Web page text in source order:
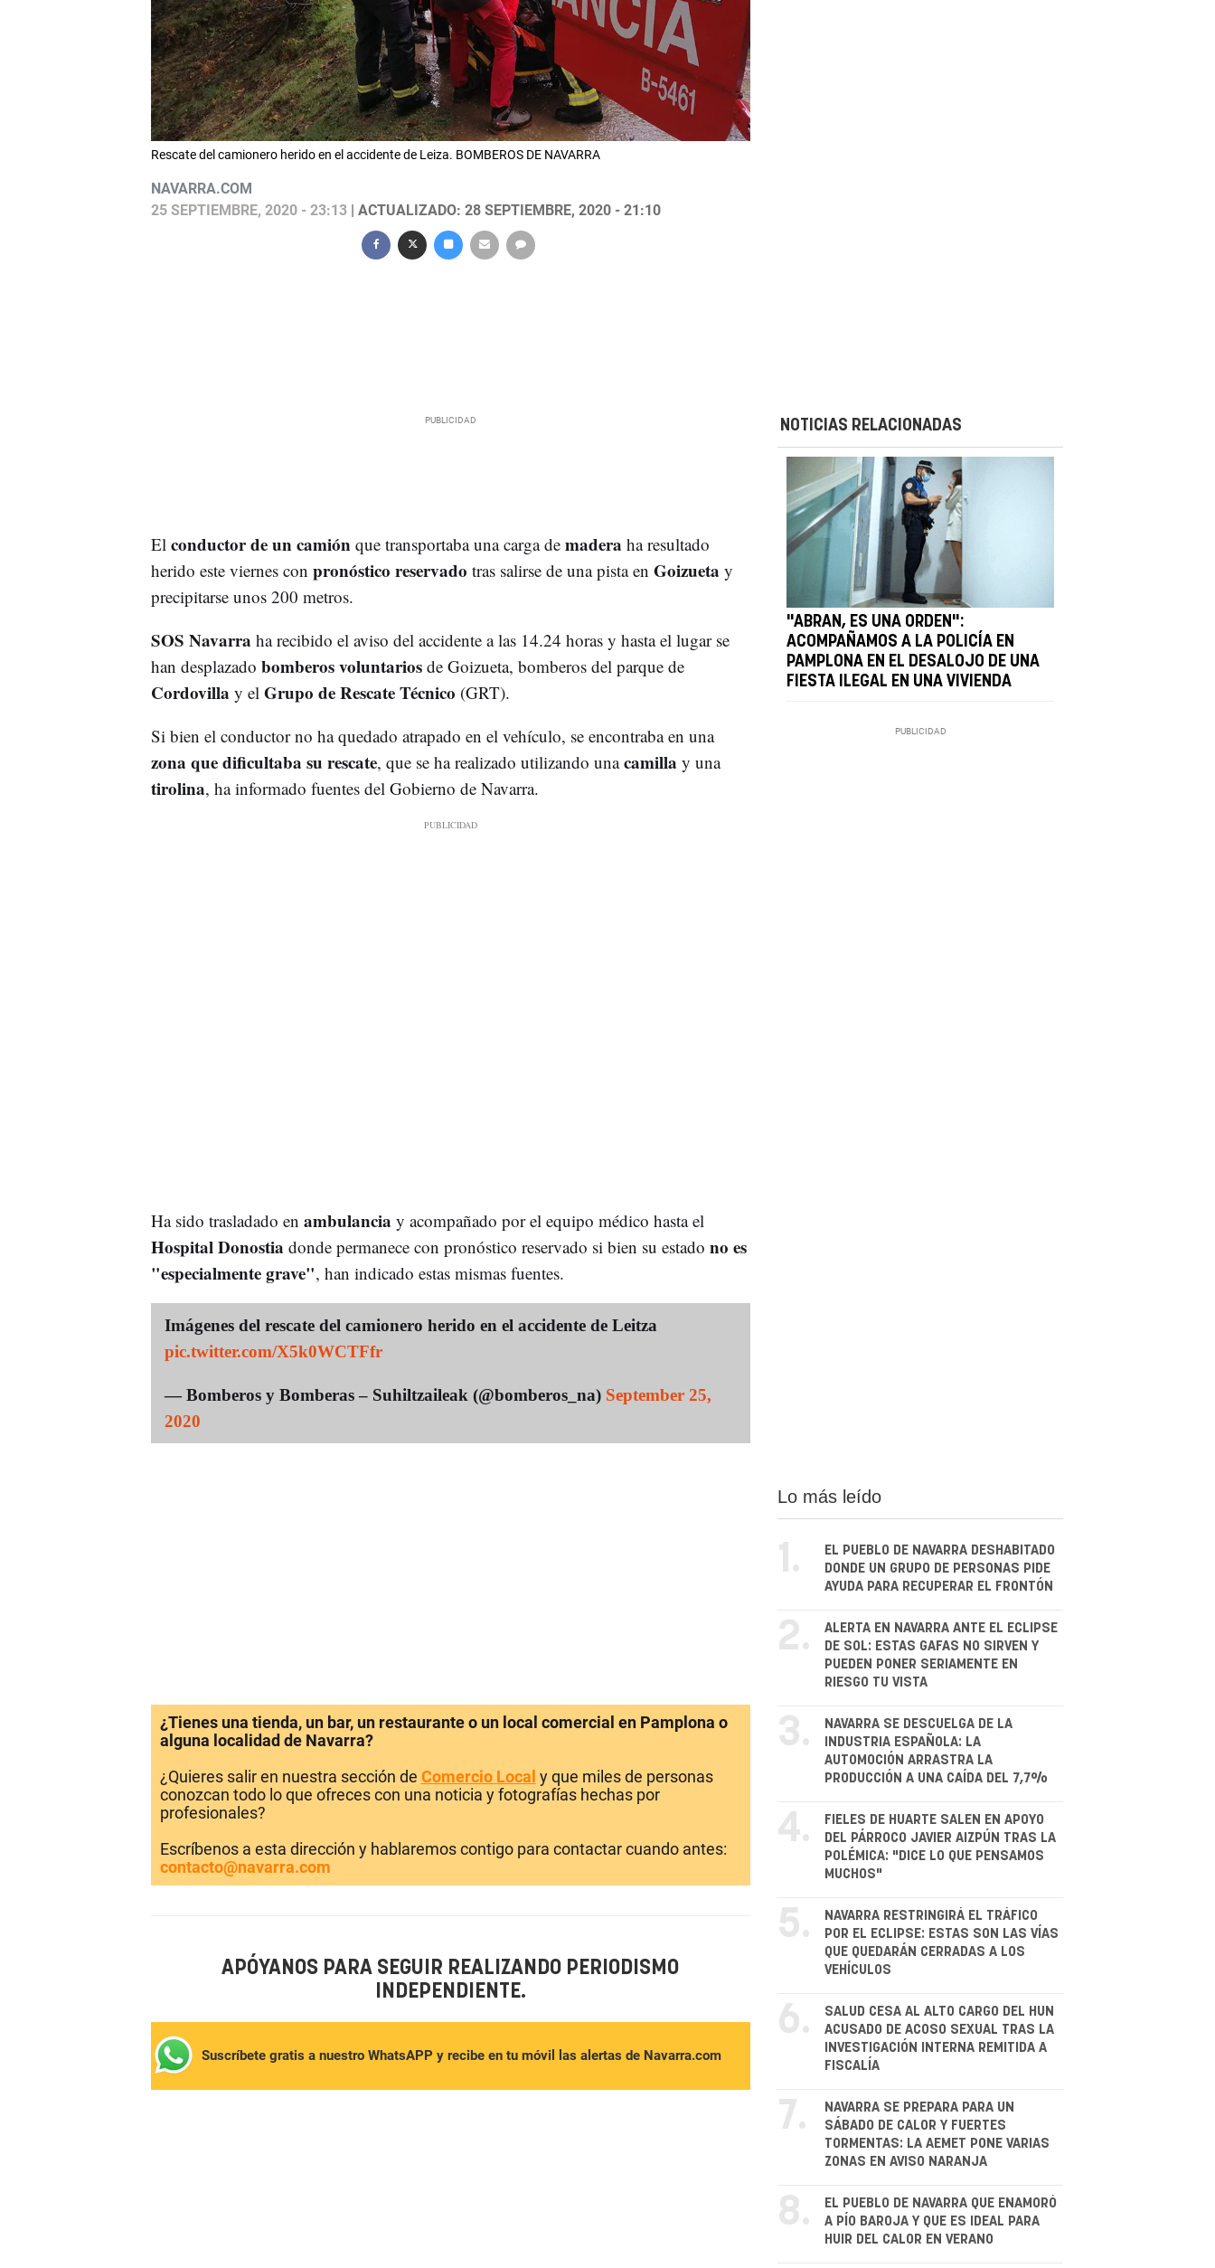
Rescate del camionero herido en el accidente de Leiza. BOMBEROS DE NAVARRA
NAVARRA.COM
25 SEPTIEMBRE, 2020 - 23:13| ACTUALIZADO: 28 SEPTIEMBRE, 2020 - 21:10
El conductor de un camión que transportaba una carga de madera ha resultado
herido este viernes con pronóstico reservado tras salirse de una pista en Goizueta y
precipitarse unos 200 metros.
SOS Navarra ha recibido el aviso del accidente a las 14.24 horas y hasta el lugar se
han desplazado bomberos voluntarios de Goizueta, bomberos del parque de
Cordovilla y el Grupo de Rescate Técnico (GRT).
Si bien el conductor no ha quedado atrapado en el vehículo, se encontraba en una
zona que dificultaba su rescate, que se ha realizado utilizando unacamilla y una
tirolina, ha informado fuentes del Gobierno de Navarra.
Ha sido trasladado en ambulancia y acompañado por el equipo médico hasta el
Hospital Donostia donde permanece con pronóstico reservado si bien su estado no es
"especialmente grave", han indicado estas mismas fuentes.
Imágenes del rescate del camionero herido en el accidente de Leitza
pic.twitter.com/X5k0WCTFfr
— Bomberos y Bomberas – Suhiltzaileak (@bomberos_na) September 25,
2020
NOTICIAS RELACIONADAS
"ABRAN, ES UNA ORDEN":
ACOMPAÑAMOS A LA POLICÍA EN
PAMPLONA EN EL DESALOJO DE UNA
FIESTA ILEGAL EN UNA VIVIENDA
¿Tienes una tienda, un bar, un restaurante o un local comercial en Pamplona o
alguna localidad de Navarra?
¿Quieres salir en nuestra sección de Comercio Local y que miles de personas
conozcan todo lo que ofreces con una noticia y fotografías hechas por
profesionales?
Escríbenos a esta dirección y hablaremos contigo para contactar cuando antes:
contacto@navarra.com
APÓYANOS PARA SEGUIR REALIZANDO PERIODISMO
INDEPENDIENTE.
Suscríbete gratis a nuestro WhatsAPP y recibe en tu móvil las alertas de Navarra.com
Lo más leído
1.
EL PUEBLO DE NAVARRA DESHABITADO
DONDE UN GRUPO DE PERSONAS PIDE
AYUDA PARA RECUPERAR EL FRONTÓN
2.
ALERTA EN NAVARRA ANTE EL ECLIPSE
DE SOL: ESTAS GAFAS NO SIRVEN Y
PUEDEN PONER SERIAMENTE EN
RIESGO TU VISTA
3.
NAVARRA SE DESCUELGA DE LA
INDUSTRIA ESPAÑOLA: LA
AUTOMOCIÓN ARRASTRA LA
PRODUCCIÓN A UNA CAÍDA DEL 7,7%
4.
FIELES DE HUARTE SALEN EN APOYO
DEL PÁRROCO JAVIER AIZPÚN TRAS LA
POLÉMICA: "DICE LO QUE PENSAMOS
MUCHOS"
5.
NAVARRA RESTRINGIRÁ EL TRÁFICO
POR EL ECLIPSE: ESTAS SON LAS VÍAS
QUE QUEDARÁN CERRADAS A LOS
VEHÍCULOS
6.
SALUD CESA AL ALTO CARGO DEL HUN
ACUSADO DE ACOSO SEXUAL TRAS LA
INVESTIGACIÓN INTERNA REMITIDA A
FISCALÍA
7.
NAVARRA SE PREPARA PARA UN
SÁBADO DE CALOR Y FUERTES
TORMENTAS: LA AEMET PONE VARIAS
ZONAS EN AVISO NARANJA
8.
EL PUEBLO DE NAVARRA QUE ENAMORÓ
A PÍO BAROJA Y QUE ES IDEAL PARA
HUIR DEL CALOR EN VERANO